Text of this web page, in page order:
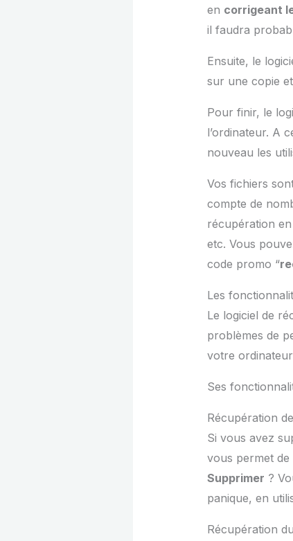
en corrigeant
il faudra
Ensuite, le
sur une copie
Pour finir, le
l’ordinateur. A
nouveau les
Vos fichiers
compte de
récupération
etc. Vous
code promo “
Les
Le logiciel de
problèmes de
votre
Ses
Récupération
Si vous avez
vous permet
Supprimer ?
panique, en
Récupération